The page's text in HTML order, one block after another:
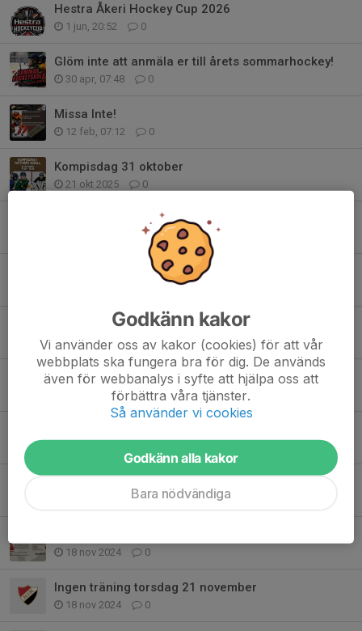
Hestra Åkeri Hockey Cup 2026
1 jun, 20:52 0
Glöm inte att anmäla er till årets sommarhockey!
30 apr, 07:48 0
Missa Inte!
12 feb, 07:12 0
Kompisdag 31 oktober
21 okt 2025 0
Inställd träning Lördag
Säsongen 2025/26
Ny chans att gå OVR i Gislaved
22 sep 2025 0
Inställd OVR utbildning och istider i Gislaved
14 sep 2025 0
0
18 nov 2024 0
Ingen träning torsdag 21 november
18 nov 2024 0
Godkänn kakor
Vi använder oss av kakor (cookies) för att vår
webbplats ska fungera bra för dig. De används
även för webbanalys i syfte att hjälpa oss att
förbättra våra tjänster.
Så använder vi cookies
Godkänn alla kakor
Bara nödvändiga